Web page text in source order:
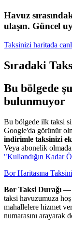
Havuz
ulaşın. Güncel
Taksinizi haritada
Sıradaki
Bu bölgede
bulunmuyor
Bu bölgede ilk taksi
Google'da görünür
indirimle taksinizi
Veya abonelik
"Kullandığın Kadar
Bor Haritasına
Bor Taksi Durağı —
taksi havuzumuza
mahallelere hizmet
numarasını arayarak